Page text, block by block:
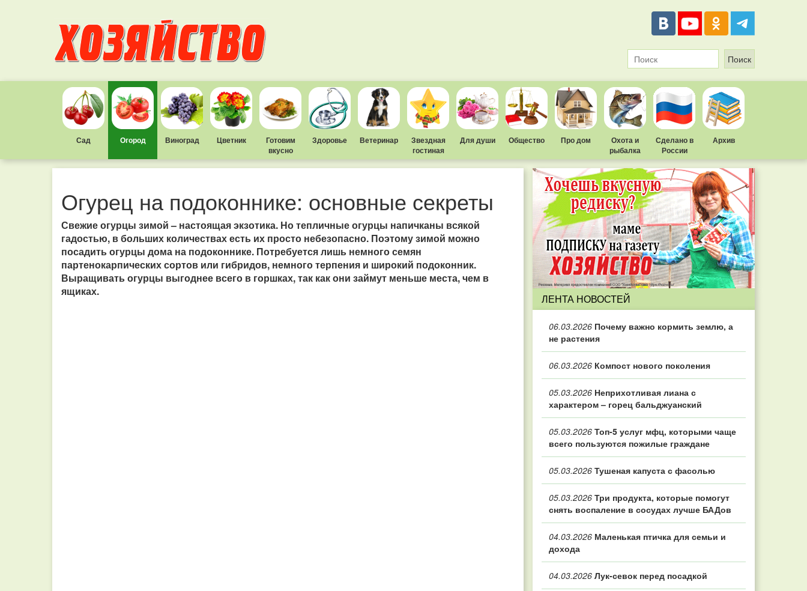
Сад Огород Виноград Цветник
Готовим
вкусно
Здоровье Ветеринар
Звездная
гостиная
Для души Общество Про дом
Охота и
рыбалка
Сделано в
России
Архив
Огурец на подоконнике: основные секреты
Свежие огурцы зимой – настоящая экзотика. Но тепличные огурцы напичканы всякой
гадостью, в больших количествах есть их просто небезопасно. Поэтому зимой можно
посадить огурцы дома на подоконнике. Потребуется лишь немного семян
партенокарпических сортов или гибридов, немного терпения и широкий подоконник.
Выращивать огурцы выгоднее всего в горшках, так как они займут меньше места, чем в
ящиках.
ЛЕНТА НОВОСТЕЙ
06.03.2026 Почему важно кормить землю, а
не растения
06.03.2026 Компост нового поколения
05.03.2026 Неприхотливая лиана с
характером – горец бальджуанский
05.03.2026 Топ‑5 услуг мфц, которыми чаще
всего пользуются пожилые граждане
05.03.2026 Тушеная капуста с фасолью
05.03.2026 Три продукта, которые помогут
снять воспаление в сосудах лучше БАДов
04.03.2026 Маленькая птичка для семьи и
дохода
04.03.2026 Лук-севок перед посадкой